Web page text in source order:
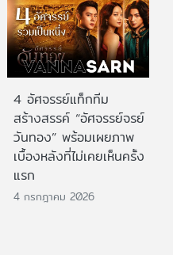
4 อัศจรรย์แท็กทีม
สร้างสรรค์ “อัศจรรย์จรย์
วันทอง” พร้อมเผยภาพ
เบื้องหลังที่ไม่เคยเห็นครั้ง
แรก
4 กรกฎาคม 2026